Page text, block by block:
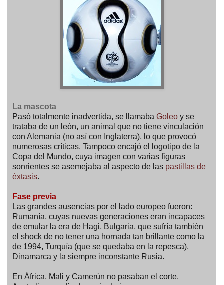
La mascota
Pasó totalmente inadvertida, se llamaba Goleo y se
trataba de un león, un animal que no tiene vinculación
con Alemania (no así con Inglaterra), lo que provocó
numerosas críticas. Tampoco encajó el logotipo de la
Copa del Mundo, cuya imagen con varias figuras
sonrientes se asemejaba al aspecto de las pastillas de
éxtasis.
Fase previa
Las grandes ausencias por el lado europeo fueron:
Rumanía, cuyas nuevas generaciones eran incapaces
de emular la era de Hagi, Bulgaria, que sufría también
el shock de no tener una hornada tan brillante como la
de 1994, Turquía (que se quedaba en la repesca),
Dinamarca y la siempre inconstante Rusia.
En África, Mali y Camerún no pasaban el corte.